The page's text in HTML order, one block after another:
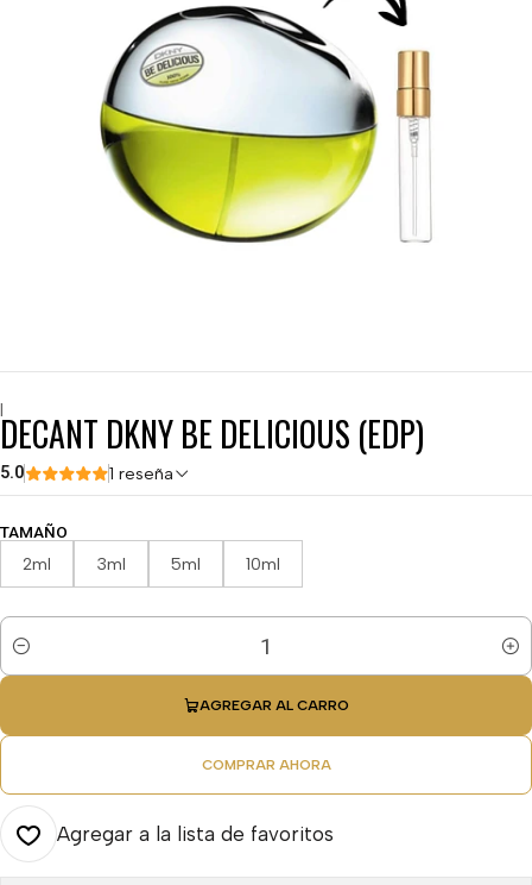
|
DECANT DKNY BE DELICIOUS (EDP)
5.0 1 reseña
TAMAÑO
2ml 3ml 5ml 10ml
Cantidad
AGREGAR AL CARRO
COMPRAR AHORA
Agregar a la lista de favoritos